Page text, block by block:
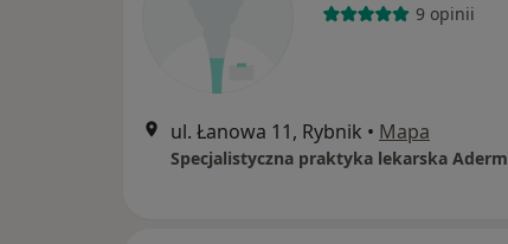
9 opinii
ul. Łanowa 11, Rybnik • Mapa
Specjalistyczna praktyka lekarska Aderm